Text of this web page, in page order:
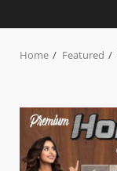
Home Featured